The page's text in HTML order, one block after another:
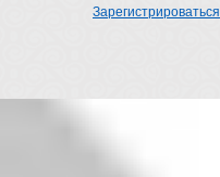
Зарегистрироваться